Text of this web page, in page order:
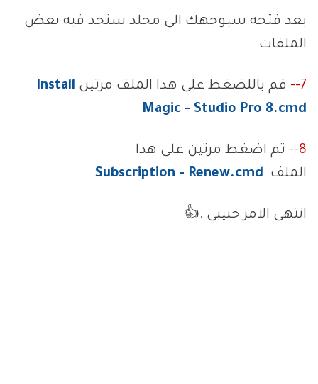
بعد فتحه سيوجهك الى مجلد سنجد فيه بعض
الملفات
7-- قم باللضغط على هدا الملف مرتين Install
Magic - Studio Pro 8.cmd
8--
تم اضغط مرتين على هدا
الملف
انتهى الامر حبيبي .👍